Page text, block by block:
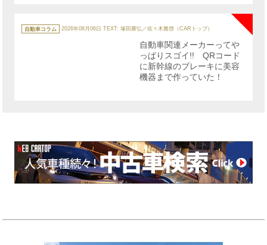
テ
ゴ
自動車コラム 2026年08月06日 TEXT: 塚田勝弘／佐々木雅啓（CARトップ）
自動車関連メーカーってや
っぱりスゴイ!! QRコード
に新幹線のブレーキに美容
機器まで作っていた！